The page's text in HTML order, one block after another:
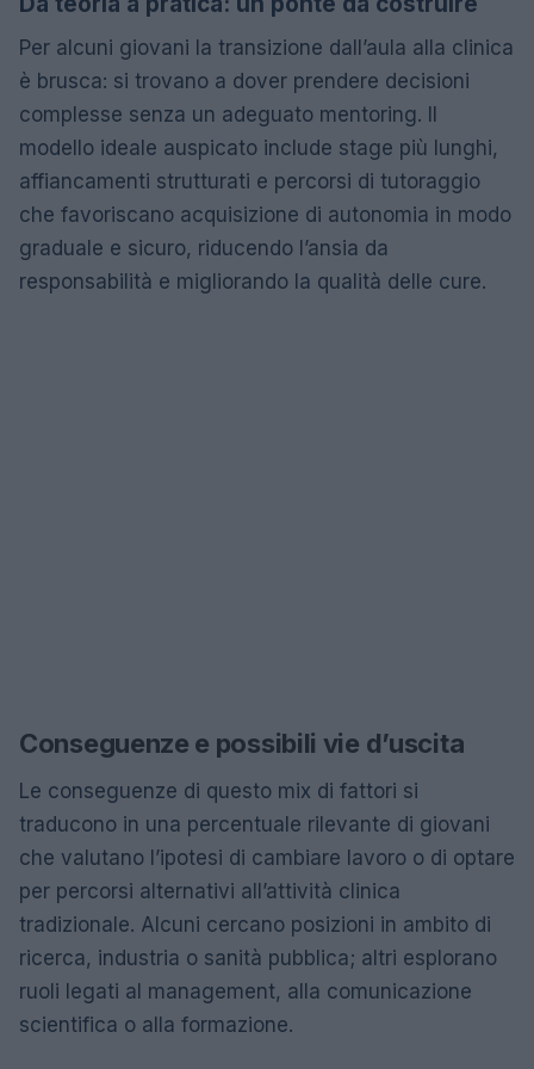
Per alcuni giovani la transizione dall’aula alla clinica
è brusca: si trovano a dover prendere decisioni
complesse senza un adeguato mentoring. Il
modello ideale auspicato include stage più lunghi,
affiancamenti strutturati e percorsi di tutoraggio
che favoriscano acquisizione di autonomia in modo
graduale e sicuro, riducendo l’ansia da
responsabilità e migliorando la qualità delle cure.
Conseguenze e possibili vie d’uscita
Le conseguenze di questo mix di fattori si
traducono in una percentuale rilevante di giovani
che valutano l’ipotesi di cambiare lavoro o di optare
per percorsi alternativi all’attività clinica
tradizionale. Alcuni cercano posizioni in ambito di
ricerca, industria o sanità pubblica; altri esplorano
ruoli legati al management, alla comunicazione
scientifica o alla formazione.